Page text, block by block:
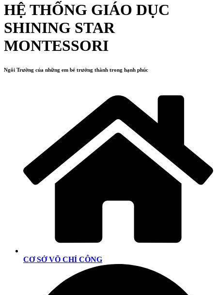
HỆ THỐNG GIÁO DỤC
SHINING STAR
MONTESSORI
Ngôi Trường của những em bé trưởng thành trong hạnh phúc
CƠ SỞ VÕ CHÍ CÔNG